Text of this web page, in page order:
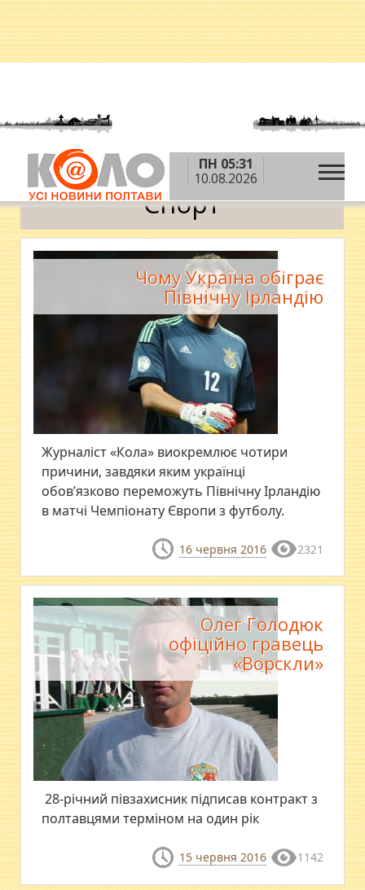
ПН 05:31
10.08.2026
Головна » Новини » Спорт
Спорт
Чому Україна обіграє
Північну Ірландію
Журналіст «Кола» виокремлює чотири
причини, завдяки яким українці
обов’язково переможуть Північну Ірландію
в матчі Чемпіонату Європи з футболу.
16 червня 2016 2321
Олег Голодюк
офіційно гравець
«Ворскли»
28-річний півзахисник підписав контракт з
полтавцями терміном на один рік
15 червня 2016 1142